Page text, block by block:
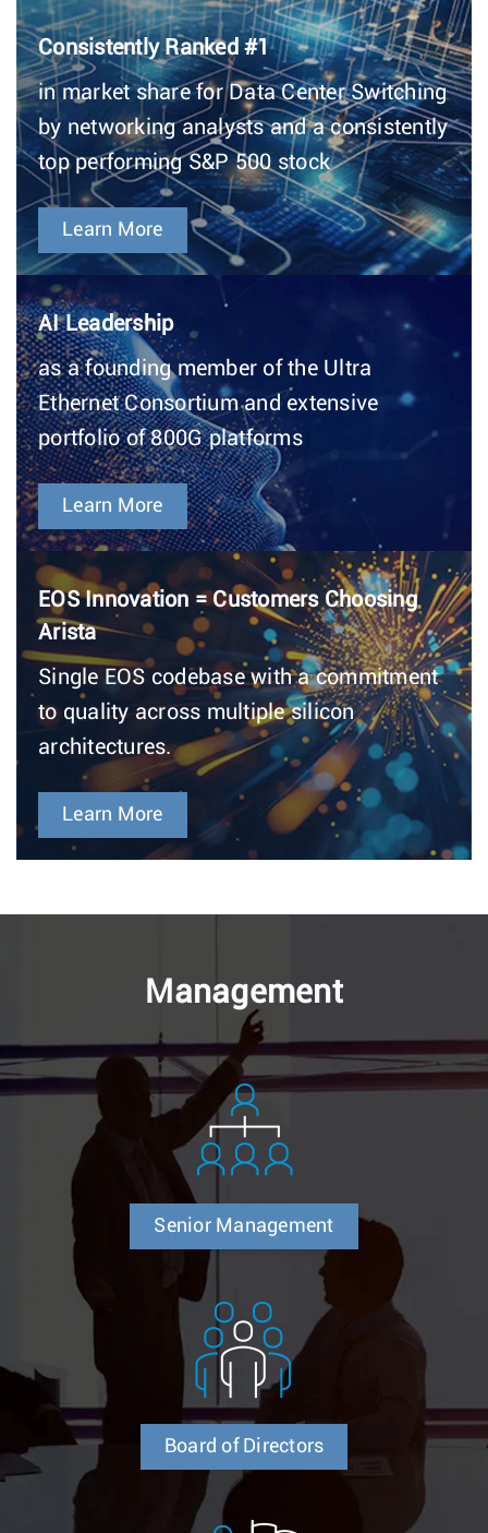
Consistently Ranked #1
in market share for Data Center Switching
by networking analysts and a consistently
top performing S&P 500 stock
Learn More
AI Leadership
as a founding member of the Ultra
Ethernet Consortium and extensive
portfolio of 800G platforms
Learn More
EOS Innovation = Customers Choosing
Arista
Single EOS codebase with a commitment
to quality across multiple silicon
architectures.
Learn More
Management
Senior Management
Board of Directors